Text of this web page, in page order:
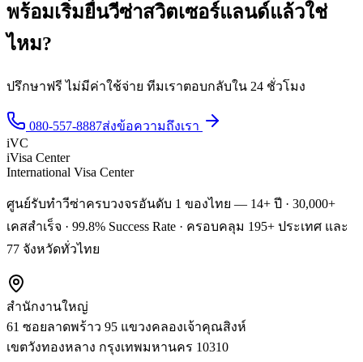
พร้อมเริ่มยื่นวีซ่าสวิตเซอร์แลนด์แล้วใช่
ไหม?
ปรึกษาฟรี ไม่มีค่าใช้จ่าย ทีมเราตอบกลับใน 24 ชั่วโมง
080-557-8887ส่งข้อความถึงเรา
iVC
iVisa Center
International Visa Center
ศูนย์รับทำวีซ่าครบวงจรอันดับ 1 ของไทย — 14+ ปี · 30,000+
เคสสำเร็จ · 99.8% Success Rate · ครอบคลุม 195+ ประเทศ และ
77 จังหวัดทั่วไทย
สำนักงานใหญ่
61 ซอยลาดพร้าว 95 แขวงคลองเจ้าคุณสิงห์
เขตวังทองหลาง กรุงเทพมหานคร 10310